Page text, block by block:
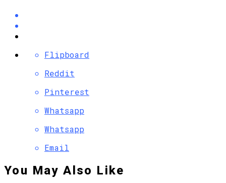
Flipboard
Reddit
Pinterest
Whatsapp
Whatsapp
Email
You May Also Like